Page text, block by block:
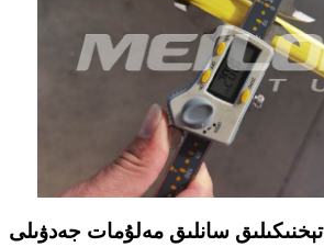
تېخنىكىلىق سانلىق مەلۇمات جەدۋىلى